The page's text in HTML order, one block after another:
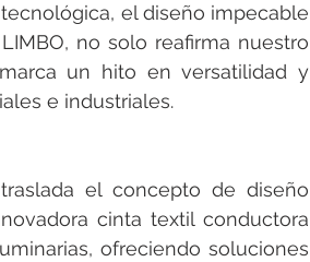
el diseño impecable
no solo reafirma nuestro
un hito en versatilidad y
e industriales.
el concepto de diseño
cinta textil conductora
ofreciendo soluciones